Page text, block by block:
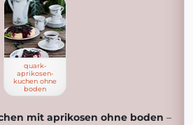
quark-
aprikosen-
kuchen ohne
boden
mit aprikosen ohne boden –